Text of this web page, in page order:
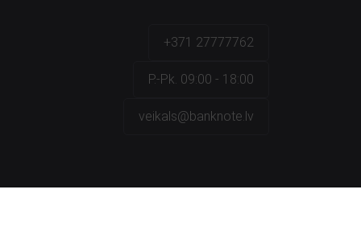
+371 27777762
P.-Pk. 09:00 - 18:00
veikals@banknote.lv